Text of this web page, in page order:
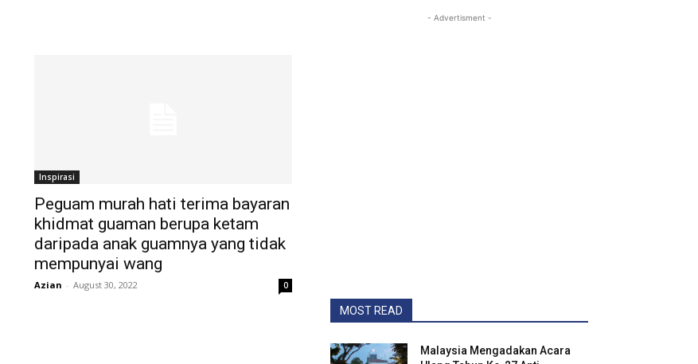
Inspirasi
Peguam murah hati terima bayaran
khidmat guaman berupa ketam
daripada anak guamnya yang tidak
mempunyai wang
Azian - August 30, 2022 0
- Advertisment -
MOST READ
Malaysia Mengadakan Acara